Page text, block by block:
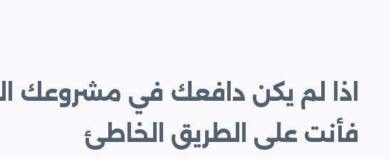
اذا لم يكن دافعك في مشروعك
فأنت على الطريق الخاطئ